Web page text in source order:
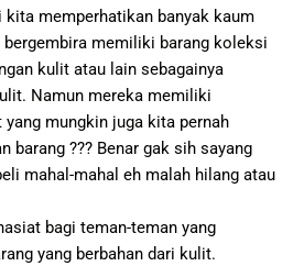
memperhatikan banyak kaum
bergembira memiliki barang koleksi
kulit atau lain sebagainya
Namun mereka memiliki
yang mungkin juga kita pernah
barang ??? Benar gak sih sayang
mahal-mahal eh malah hilang atau
bagi teman-teman yang
yang berbahan dari kulit.